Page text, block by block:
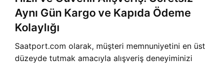
Aynı Gün Kargo ve Kapıda Ödeme
Kolaylığı
Saatport.com olarak, müşteri memnuniyetini en üst
düzeyde tutmak amacıyla alışveriş deneyiminizi